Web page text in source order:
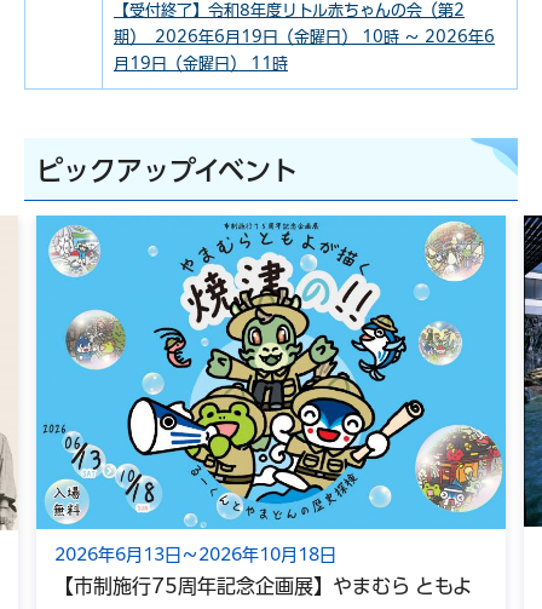
【受付終了】令和8年度リトル赤ちゃんの会（第2
期） 2026年6月19日（金曜日） 10時 ～ 2026年6
月19日（金曜日） 11時
ピックアップイベント
2026年6月13日～2026年10月18日
【市制施行75周年記念企画展】やまむら ともよ